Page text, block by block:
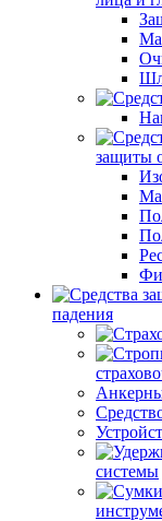
защиты
падения
системы